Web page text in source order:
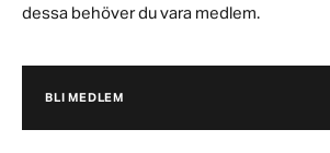
dessa behöver du vara medlem.
BLI MEDLEM